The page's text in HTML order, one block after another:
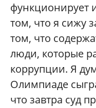
функционирует
том, что я сижу
том, что
люди, которые
коррупции. Я
Олимпиаде
что завтра суд